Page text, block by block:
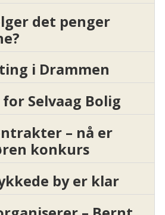
det penger
i Drammen
Selvaag Bolig
– nå er
konkurs
by er klar